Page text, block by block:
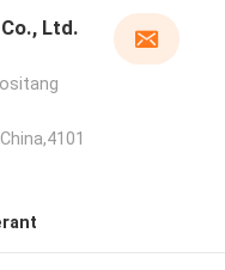
Ltd.